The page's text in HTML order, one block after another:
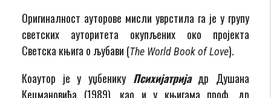
Оригиналност ауторове мисли уврстила га је у групу
светских ауторитета окупљених око пројекта
Светска књига о љубави (The World Book of Love).
Коаутор је у уџбенику Психијатрија др Душана
Кецмановића (1989), као и у књигама проф. др